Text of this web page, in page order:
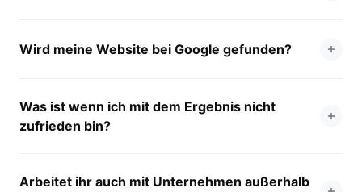
Wird meine Website bei Google gefunden?
Was ist wenn ich mit dem Ergebnis nicht
zufrieden bin?
Arbeitet ihr auch mit Unternehmen außerhalb